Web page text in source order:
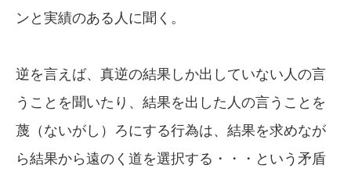
ンと実績のある人に聞く。
逆を言えば、真逆の結果しか出していない人の言
うことを聞いたり、結果を出した人の言うことを
蔑（ないがし）ろにする行為は、結果を求めなが
ら結果から遠のく道を選択する・・・という矛盾